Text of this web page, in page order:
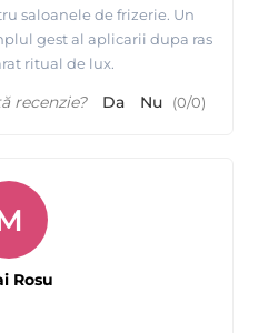
saloanele de frizerie. Un
gest al aplicarii dupa ras
ritual de lux.
recenzie? Da Nu (0/0)
Rosu